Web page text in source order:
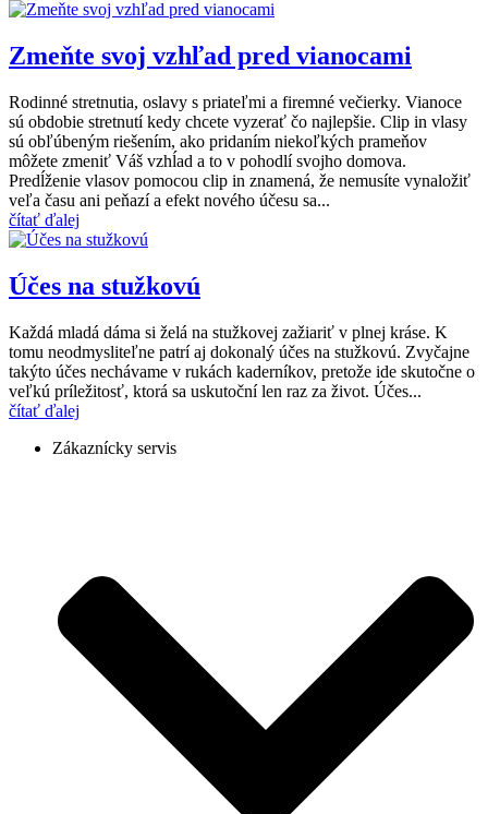
Zmeňte svoj vzhľad pred vianocami
Rodinné stretnutia, oslavy s priateľmi a firemné večierky. Vianoce
sú obdobie stretnutí kedy chcete vyzerať čo najlepšie. Clip in vlasy
sú obľúbeným riešením, ako pridaním niekoľkých prameňov
môžete zmeniť Váš vzhĺad a to v pohodlí svojho domova.
Predĺženie vlasov pomocou clip in znamená, že nemusíte vynaložiť
veľa času ani peňazí a efekt nového účesu sa...
čítať ďalej
Účes na stužkovú
Každá mladá dáma si želá na stužkovej zažiariť v plnej kráse. K
tomu neodmysliteľne patrí aj dokonalý účes na stužkovú. Zvyčajne
takýto účes nechávame v rukách kaderníkov, pretože ide skutočne o
veľkú príležitosť, ktorá sa uskutoční len raz za život. Účes...
čítať ďalej
Zákaznícky servis